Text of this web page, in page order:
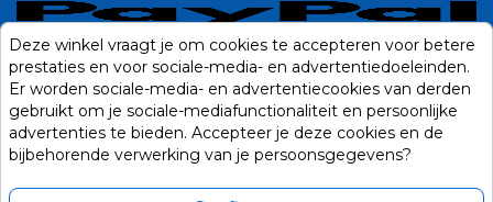
Deze winkel vraagt je om cookies te accepteren voor betere
prestaties en voor sociale-media- en advertentiedoeleinden.
Er worden sociale-media- en advertentiecookies van derden
gebruikt om je sociale-mediafunctionaliteit en persoonlijke
advertenties te bieden. Accepteer je deze cookies en de
bijbehorende verwerking van je persoonsgegevens?